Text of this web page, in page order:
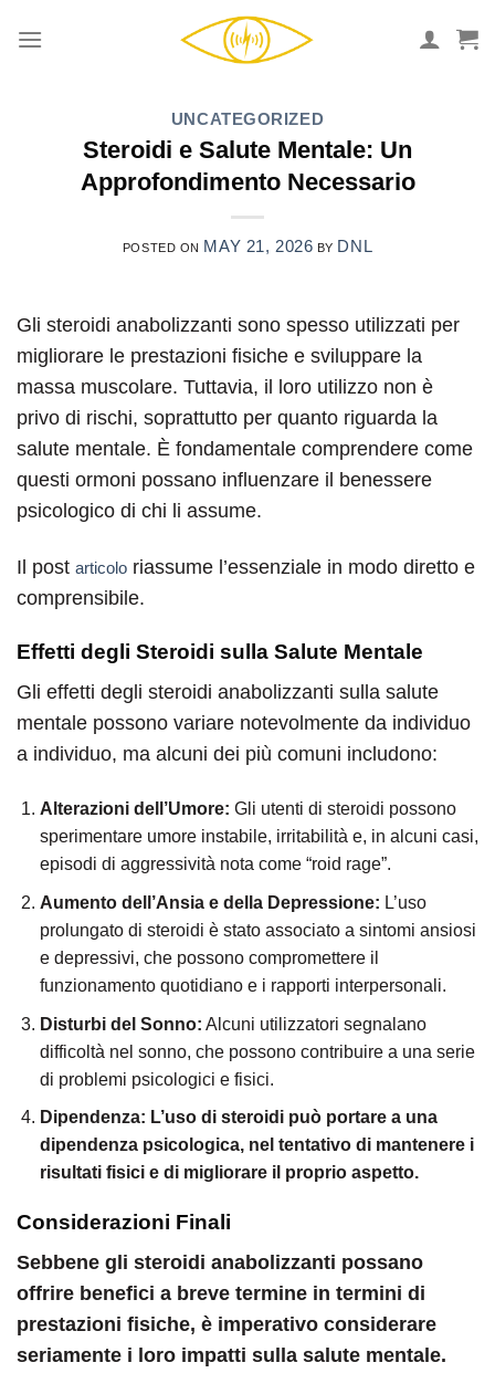
UNCATEGORIZED
Steroidi e Salute Mentale: Un
Approfondimento Necessario
POSTED ON MAY 21, 2026 BY DNL
Gli steroidi anabolizzanti sono spesso utilizzati per
migliorare le prestazioni fisiche e sviluppare la
massa muscolare. Tuttavia, il loro utilizzo non è
privo di rischi, soprattutto per quanto riguarda la
salute mentale. È fondamentale comprendere come
questi ormoni possano influenzare il benessere
psicologico di chi li assume.
Il post articolo riassume l’essenziale in modo diretto e
comprensibile.
Effetti degli Steroidi sulla Salute Mentale
Gli effetti degli steroidi anabolizzanti sulla salute
mentale possono variare notevolmente da individuo
a individuo, ma alcuni dei più comuni includono:
Alterazioni dell’Umore: Gli utenti di steroidi possono
sperimentare umore instabile, irritabilità e, in alcuni casi,
episodi di aggressività nota come “roid rage”.
Aumento dell’Ansia e della Depressione: L’uso
prolungato di steroidi è stato associato a sintomi ansiosi
e depressivi, che possono compromettere il
funzionamento quotidiano e i rapporti interpersonali.
Disturbi del Sonno: Alcuni utilizzatori segnalano
difficoltà nel sonno, che possono contribuire a una serie
di problemi psicologici e fisici.
Dipendenza: L’uso di steroidi può portare a una
dipendenza psicologica, nel tentativo di mantenere i
risultati fisici e di migliorare il proprio aspetto.
Considerazioni Finali
Sebbene gli steroidi anabolizzanti possano
offrire benefici a breve termine in termini di
prestazioni fisiche, è imperativo considerare
seriamente i loro impatti sulla salute mentale.